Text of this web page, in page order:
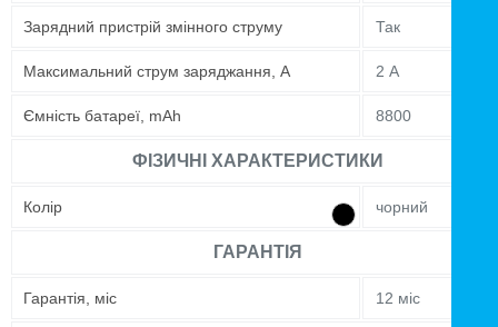
Зарядний пристрій змінного струму Так
Максимальний струм заряджання, А 2 А
Ємність батареї, mAh 8800
ФІЗИЧНІ ХАРАКТЕРИСТИКИ
Колір чорний
ГАРАНТІЯ
Гарантія, міс 12 міс